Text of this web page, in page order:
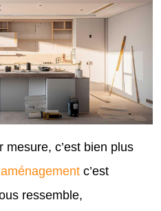
c’est bien plus
c’est
ressemble,